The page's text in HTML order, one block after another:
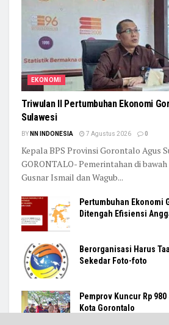
EKONOMI
Triwulan II Pertumbuhan Ekonomi
Sulawesi
BY NN INDONESIA 7 Agustus 2026 0
Kepala BPS Provinsi Gorontalo Agus
GORONTALO- Pemerintahan di
Gusnar Ismail dan Wagub...
Pertumbuhan Ekonomi
Ditengah Efisiensi
Berorganisasi Harus
Sekedar Foto-foto
Pemprov Kuncur Rp
Kota Gorontalo